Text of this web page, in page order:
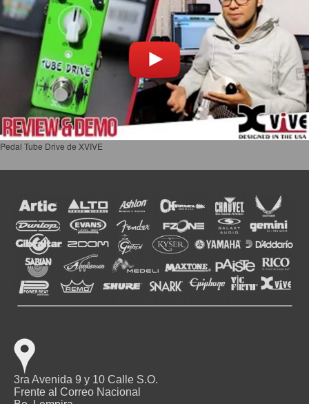
Pedal Tube Drive de XVIVE
3ra Avenida 9 y 10 Calle S.O.
Frente al Correo Nacional